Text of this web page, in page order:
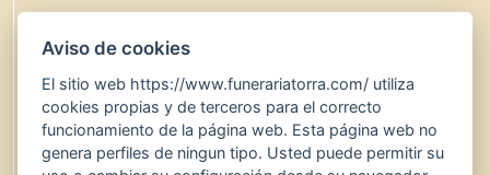
900 767 60024 hores
www.funerariatorra.com
Aviso de cookies
El sitio web https://www.funerariatorra.com/ utiliza
cookies propias y de terceros para el correcto
funcionamiento de la página web. Esta página web no
genera perfiles de ningun tipo. Usted puede permitir su